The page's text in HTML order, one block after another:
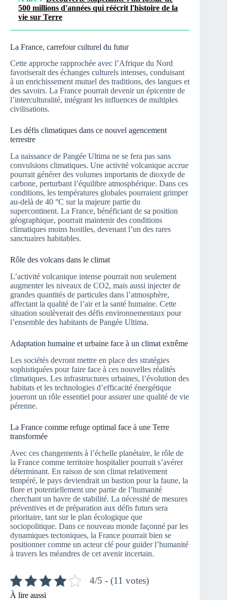
500 millions d'années qui réécrit l'histoire de la
vie sur Terre
La France, carrefour culturel du futur
Cette approche rapprochée avec l’Afrique du Nord
favoriserait des échanges culturels intenses, conduisant
à un enrichissement mutuel des traditions, des langues et
des savoirs. La France pourrait devenir un épicentre de
l’interculturalité, intégrant les influences de multiples
civilisations.
Les défis climatiques dans ce nouvel agencement
terrestre
La naissance de Pangée Ultima ne se fera pas sans
convulsions climatiques. Une activité volcanique accrue
pourrait générer des volumes importants de dioxyde de
carbone, perturbant l’équilibre atmosphérique. Dans ces
conditions, les températures globales pourraient grimper
au-delà de 40 °C sur la majeure partie du
supercontinent. La France, bénéficiant de sa position
géographique, pourrait maintenir des conditions
climatiques moins hostiles, devenant l’un des rares
sanctuaires habitables.
Rôle des volcans dans le climat
L’activité volcanique intense pourrait non seulement
augmenter les niveaux de CO2, mais aussi injecter de
grandes quantités de particules dans l’atmosphère,
affectant la qualité de l’air et la santé humaine. Cette
situation soulèverait des défis environnementaux pour
l’ensemble des habitants de Pangée Ultima.
Adaptation humaine et urbaine face à un climat extrême
Les sociétés devront mettre en place des stratégies
sophistiquées pour faire face à ces nouvelles réalités
climatiques. Les infrastructures urbaines, l’évolution des
habitats et les technologies d’efficacité énergétique
joueront un rôle essentiel pour assurer une qualité de vie
pérenne.
La France comme refuge optimal face à une Terre
transformée
Avec ces changements à l’échelle planétaire, le rôle de
la France comme territoire hospitalier pourrait s’avérer
déterminant. En raison de son climat relativement
tempéré, le pays deviendrait un bastion pour la faune, la
flore et potentiellement une partie de l’humanité
cherchant un havre de stabilité. La nécessité de mesures
préventives et de préparation aux défis futurs sera
prioritaire, tant sur le plan écologique que
sociopolitique. Dans ce nouveau monde façonné par les
dynamiques tectoniques, la France pourrait bien se
positionner comme un acteur clé pour guider l’humanité
à travers les méandres de cet avenir incertain.
4/5 - (11 votes)
À lire aussi